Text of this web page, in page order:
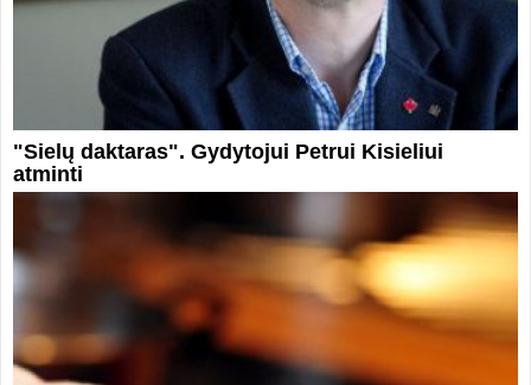
"Sielų daktaras". Gydytojui Petrui Kisieliui
atminti